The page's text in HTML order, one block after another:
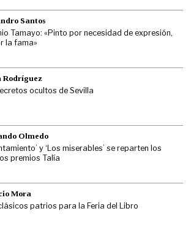
Santos
Tamayo: «Pinto por necesidad de expresión,
la fama»
Rodríguez
ocultos de Sevilla
Olmedo
y ‘Los miserables’ se reparten los
premios Talía
Mora
patrios para la Feria del Libro